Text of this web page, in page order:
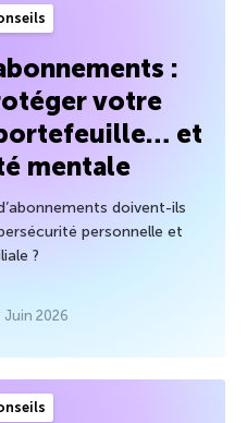
:
votre
et
mentale
doivent-ils
personnelle et
?
Juin 2026